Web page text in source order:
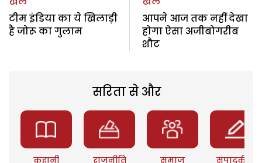
टीम इंडिया का ये खिलाड़ी
है जोरू का गुलाम
आपने आज तक नहीं देखा
होगा ऐसा अजीबोगरीब
शौट
सरिता से और
कहानी राजनीति समाज संपादकीय